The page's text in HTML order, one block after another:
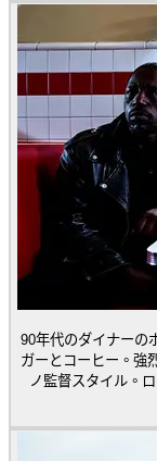
90年代のダイナーの
ガーとコーヒー。強
ノ監督スタイル。